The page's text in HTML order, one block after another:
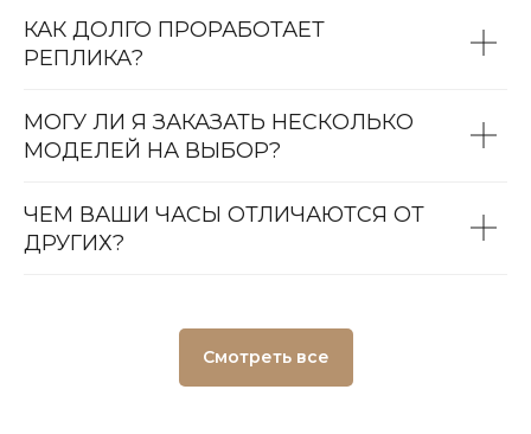
КАК ДОЛГО ПРОРАБОТАЕТ
РЕПЛИКА?
МОГУ ЛИ Я ЗАКАЗАТЬ НЕСКОЛЬКО
МОДЕЛЕЙ НА ВЫБОР?
ЧЕМ ВАШИ ЧАСЫ ОТЛИЧАЮТСЯ ОТ
ДРУГИХ?
Смотреть все